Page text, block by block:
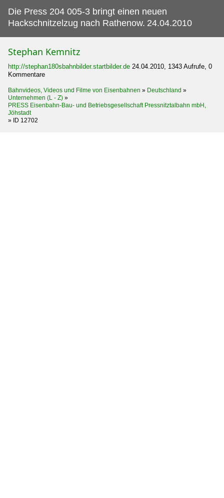
Die Press 204 005-3 bringt einen neuen
Hackschnitzelzug nach Rathenow. 24.04.2010
Stephan Kemnitz
http://stephan180sbahnbilder.startbilder.de 24.04.2010, 1343 Aufrufe, 0
Kommentare
Bahnvideos, Videos und Filme von Eisenbahnen » Deutschland »
Unternehmen (L - Z) »
PRESS Eisenbahn-Bau- und Betriebsgesellschaft Pressnitztalbahn mbH,
Jöhstadt
» ID 12702